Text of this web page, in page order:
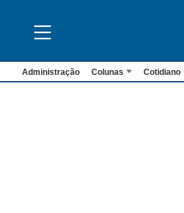
Administração Colunas Cotidiano